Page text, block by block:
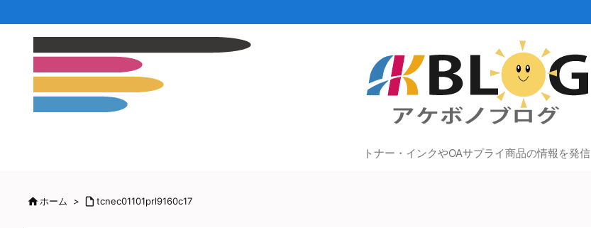
トナー・インクやOAサプライ商品の情報を発信
ホーム >  tcnec01101prl9160c17